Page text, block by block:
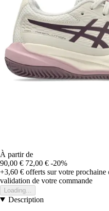
À partir de
90,00 € 72,00 € -20%
+3,60 € offerts sur votre prochaine
validation de votre commande
Loading...
Description